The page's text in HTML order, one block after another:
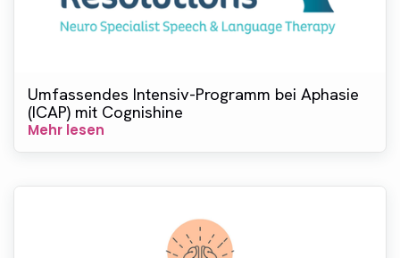
Umfassendes Intensiv-Programm bei Aphasie
(ICAP) mit Cognishine
Mehr lesen